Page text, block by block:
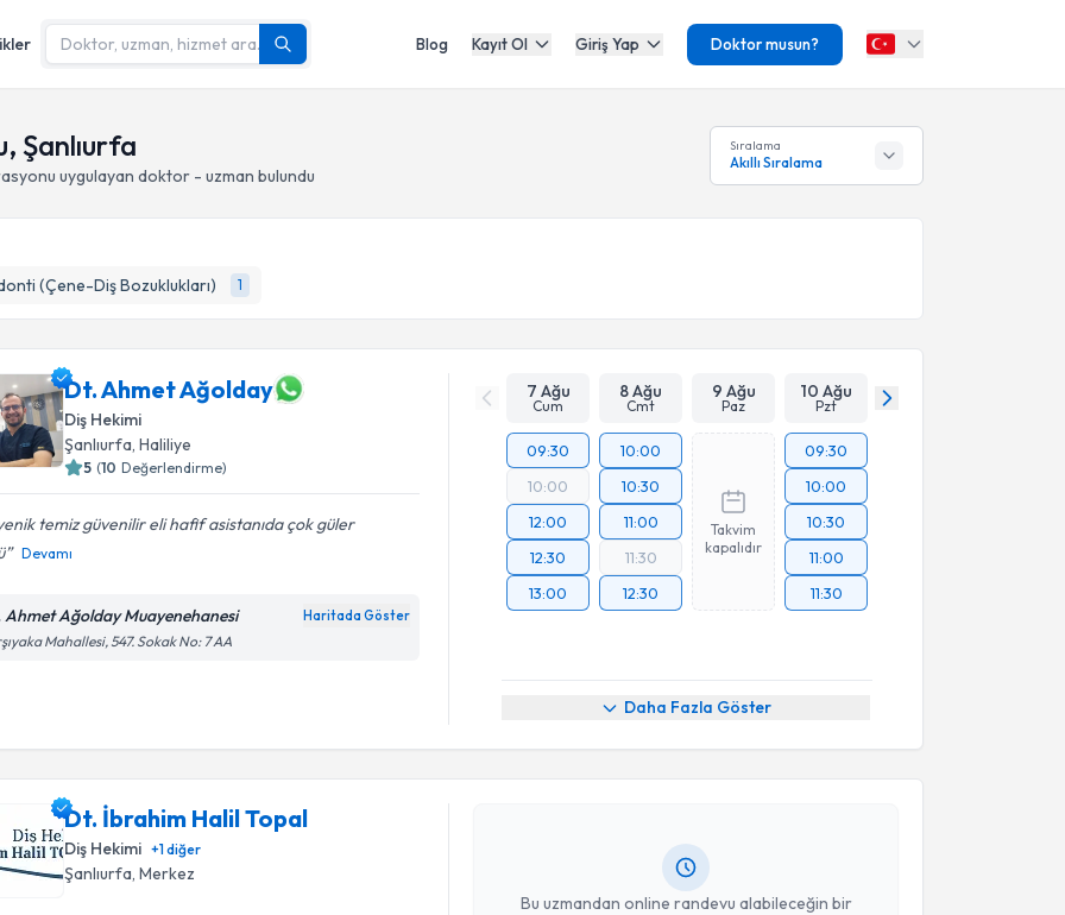
Blog Kayıt Ol Giriş Yap Doktor musun?
Şanlıurfa
uygulayan doktor - uzman bulundu
Sıralama
Akıllı Sıralama
(Çene-Diş Bozuklukları) 1
Dt. Ahmet Ağolday
Diş Hekimi
Şanlıurfa, Haliliye
5 (10 Değerlendirme)
temiz güvenilir eli hafif asistanıda çok güler
Devamı
Ahmet Ağolday Muayenehanesi Haritada Göster
Mahallesi, 547. Sokak No: 7 AA
7 Ağu
Cum
8 Ağu
Cmt
9 Ağu
Paz
10 Ağu
Pzt
09:30
10:00
12:00
12:30
13:00
10:00
10:30
11:00
11:30
12:30
Takvim
kapalıdır
09:30
10:00
10:30
11:00
11:30
Daha Fazla Göster
Dt. İbrahim Halil Topal
Diş Hekimi +1diğer
Şanlıurfa , Merkez
Bu uzmandan online randevu alabileceğin bir
Randevu Takvimi Talebi
Dt. İbrahim Halil Topaliçin randevu takvimi talebi oluşturun.
Size bu uzmandan randevu almanız için bir takvim